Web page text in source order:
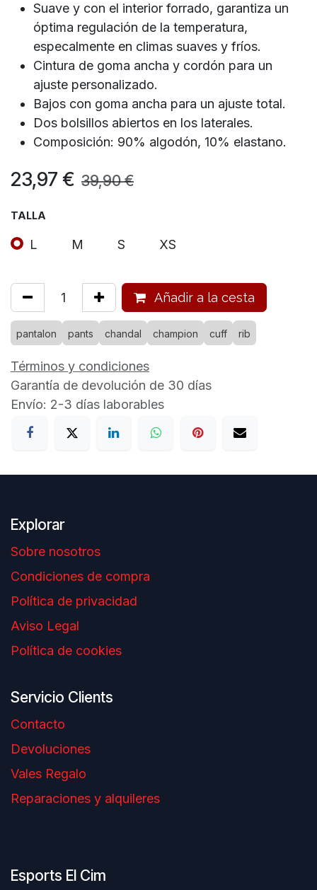
Suave y con el interior forrado, garantiza un
óptima regulación de la temperatura,
especalmente en climas suaves y fríos.
Cintura de goma ancha y cordón para un
ajuste personalizado.
Bajos con goma ancha para un ajuste total.
Dos bolsillos abiertos en los laterales.
Composición: 90% algodón, 10% elastano.
23,97 € 39,90€
TALLA
L M S XS
Añadir a la cesta
pantalon pants chandal champion cuff rib
Términos y condiciones
Garantía de devolución de 30 días
Envío: 2-3 días laborables
Explorar
Sobre nosotros
Condiciones de compra
Política de privacidad
Aviso Legal
Política de cookies
Servicio Clients
Contacto
Devoluciones
Vales Regalo
Reparaciones y alquileres
Esports El Cim